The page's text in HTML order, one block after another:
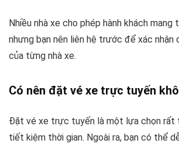
Nhiều nhà xe cho phép hành khách mang
nhưng bạn nên liên hệ trước để xác nhận
của từng nhà xe.
Có nên đặt vé xe trực tuyến
Đặt vé xe trực tuyến là một lựa chọn rất
tiết kiệm thời gian. Ngoài ra, bạn có thể